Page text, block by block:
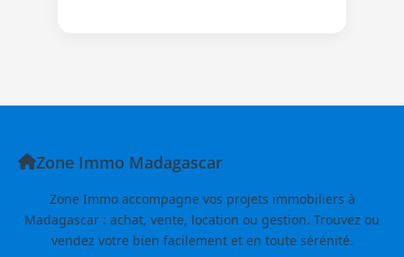
Zone Immo Madagascar
Zone Immo accompagne vos projets immobiliers à
Madagascar : achat, vente, location ou gestion. Trouvez ou
vendez votre bien facilement et en toute sérénité.